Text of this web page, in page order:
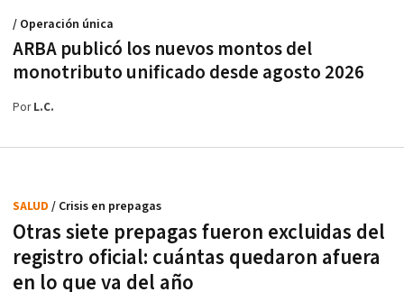
ARBA publicó los nuevos montos del
monotributo unificado desde agosto 2026
/ Operación única
PorL.C.
Otras siete prepagas fueron excluidas del
registro oficial: cuántas quedaron afuera
en lo que va del año
SALUD / Crisis en prepagas